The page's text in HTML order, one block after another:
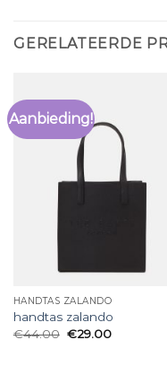
GERELATEERDE
Aanbieding!
HANDTAS ZALANDO
handtas zalando
€44.00 €29.00